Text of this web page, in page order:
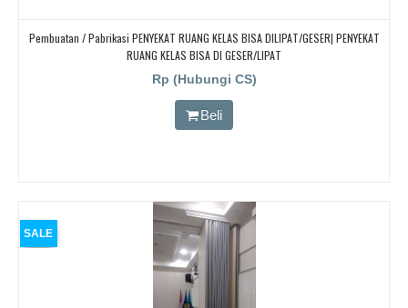
Pembuatan / Pabrikasi PENYEKAT RUANG KELAS BISA DILIPAT/GESER| PENYEKAT
RUANG KELAS BISA DI GESER/LIPAT
Rp (Hubungi CS)
Beli
SALE